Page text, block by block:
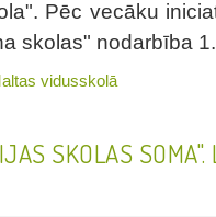
Pēc vecāku
skolas" nodarbība
vidusskolā
SKOLAS